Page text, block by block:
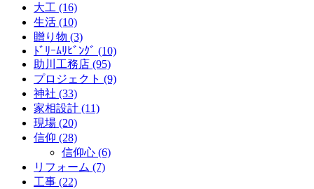
大工 (16)
生活 (10)
贈り物 (3)
ﾄﾞﾘｰﾑﾘﾋﾞﾝｸﾞ (10)
助川工務店 (95)
プロジェクト (9)
神社 (33)
家相設計 (11)
現場 (20)
信仰 (28)
信仰心 (6)
リフォーム (7)
工事 (22)